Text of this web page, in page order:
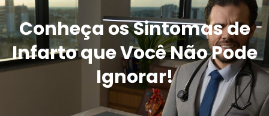
Conheça os Sintomas de
Infarto que Você Não Pode
Ignorar!